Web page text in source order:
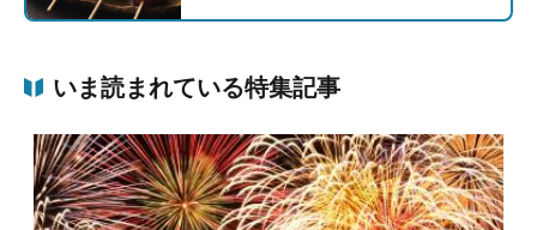
いま読まれている特集記事